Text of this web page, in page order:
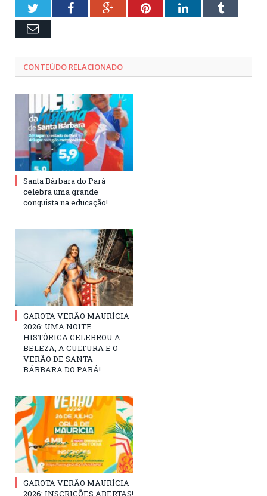
TwitterFacebookGoogle+PinterestLinkedInTumblr
Email
CONTEÚDO RELACIONADO
Santa Bárbara do Pará
celebra uma grande
conquista na educação!
GAROTA VERÃO MAURÍCIA
2026: UMA NOITE
HISTÓRICA CELEBROU A
BELEZA, A CULTURA E O
VERÃO DE SANTA
BÁRBARA DO PARÁ!
GAROTA VERÃO MAURÍCIA
2026: INSCRIÇÕES ABERTAS!